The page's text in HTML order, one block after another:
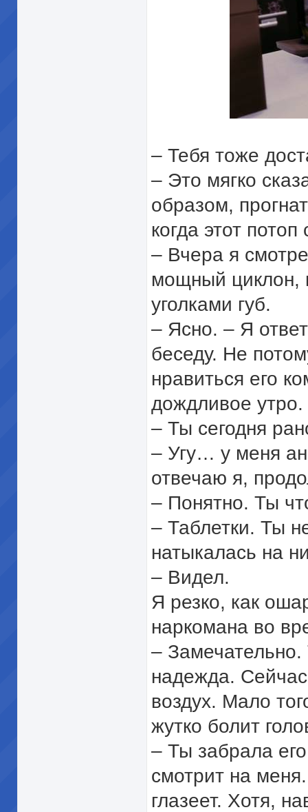
– Тебя тоже
– Это мягко
образом,
когда этот
– Вчера я
мощный циклон,
уголками губ.
– Ясно. – Я
беседу. Не
нравиться его
дождливое утро.
– Ты сегодня
– Угу… у меня
отвечаю я,
– Понятно. Ты
– Таблетки. Ты
натыкалась на
– Видел.
Я резко, как
наркомана во
–
надежда.
воздух. Мало
жутко болит
– Ты забрала
смотрит на
глазеет. Хотя,